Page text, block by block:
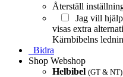
Återställ
Jag vill
visas extra
Kärnbibelns
Bidra
Shop Webshop
Helbibel (GT & NT)